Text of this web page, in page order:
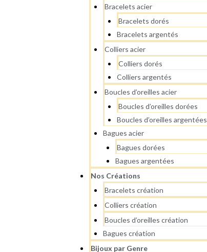
Bracelets acier
Bracelets dorés
Bracelets argentés
Colliers acier
Colliers dorés
Colliers argentés
Boucles d’oreilles acier
Boucles d’oreilles dorées
Boucles d’oreilles argentées
Bagues acier
Bagues dorées
Bagues argentées
Nos Créations
Bracelets création
Colliers création
Boucles d’oreilles création
Bagues création
Bijoux par Genre